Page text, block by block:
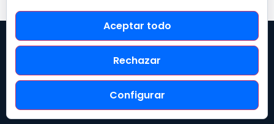
Sobre Nosotros Preguntas Frecuentes
Legal
Trabaja con nosotros · El Niño Surf Center
Alquiler B2B
Aceptar todo
Rechazar
Configurar